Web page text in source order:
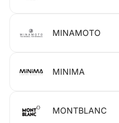
MINAMOTO
MINIMA
MONTBLANC